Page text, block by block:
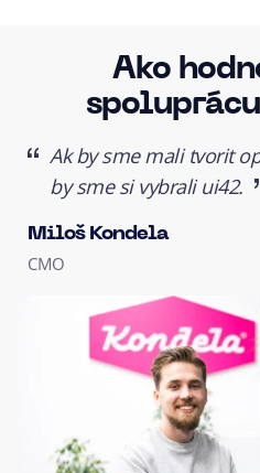
Ako
Ak by sme mali tvorit
by sme si vybrali ui42.
Miloš Kondela
CMO